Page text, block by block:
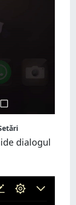
dialogul